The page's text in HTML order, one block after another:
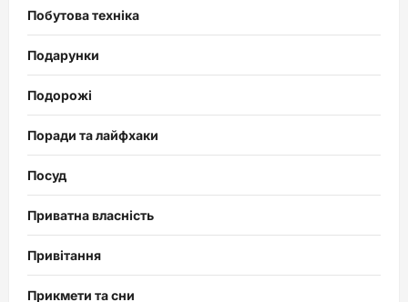
Побутова техніка
Подарунки
Подорожі
Поради та лайфхаки
Посуд
Приватна власність
Привітання
Прикмети та сни